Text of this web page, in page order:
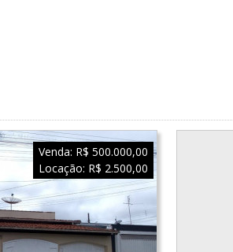
Venda: R$ 500.000,00
Locação: R$ 2.500,00